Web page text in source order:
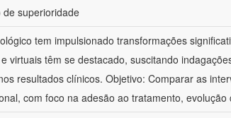
superioridade
tem impulsionado transformações
virtuais têm se destacado, suscitando
resultados clínicos. Objetivo: Comparar as
com foco na adesão ao tratamento, evolução